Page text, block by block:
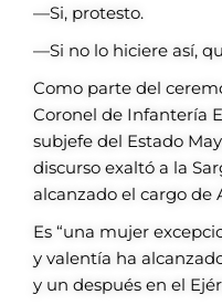
—Si, protesto.
—Si no lo hiciere así,
Como parte del
Coronel de Infantería
subjefe del Estado
discurso exaltó a la
alcanzado el cargo de
Es “una mujer
y valentía ha
y un después en el